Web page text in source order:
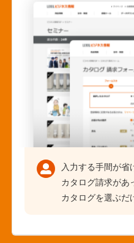
入力する手間が省
カタログ請求があ
カタログを選ぶだ